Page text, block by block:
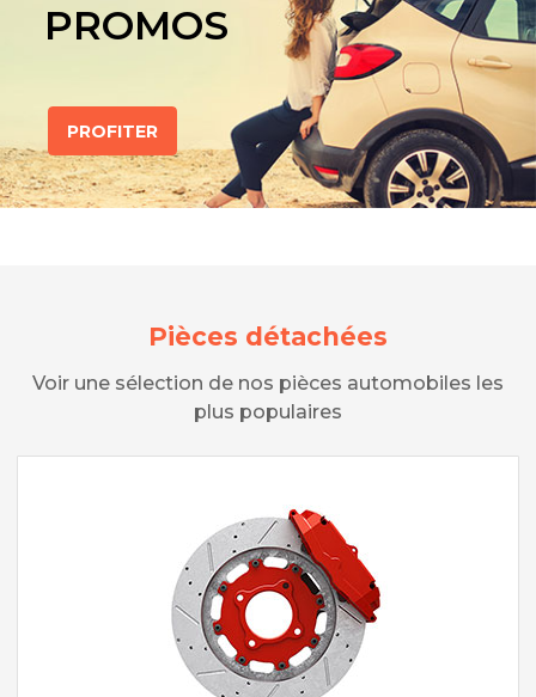
PROMOS
PROFITER
Pièces détachées
Voir une sélection de nos pièces automobiles les
plus populaires